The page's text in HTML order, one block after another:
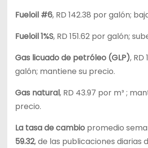
Fueloil #6, RD 142.38 por galón;
Fueloil 1%S, RD 151.62 por galón;
Gas licuado de petróleo (GLP), RD
galón; mantiene su precio.
Gas natural, RD 43.97 por m³ ;
precio.
La tasa de cambio promedio
59.32, de las publicaciones diarias